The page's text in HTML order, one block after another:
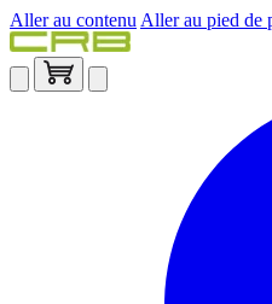
Aller au contenu Aller au pied de